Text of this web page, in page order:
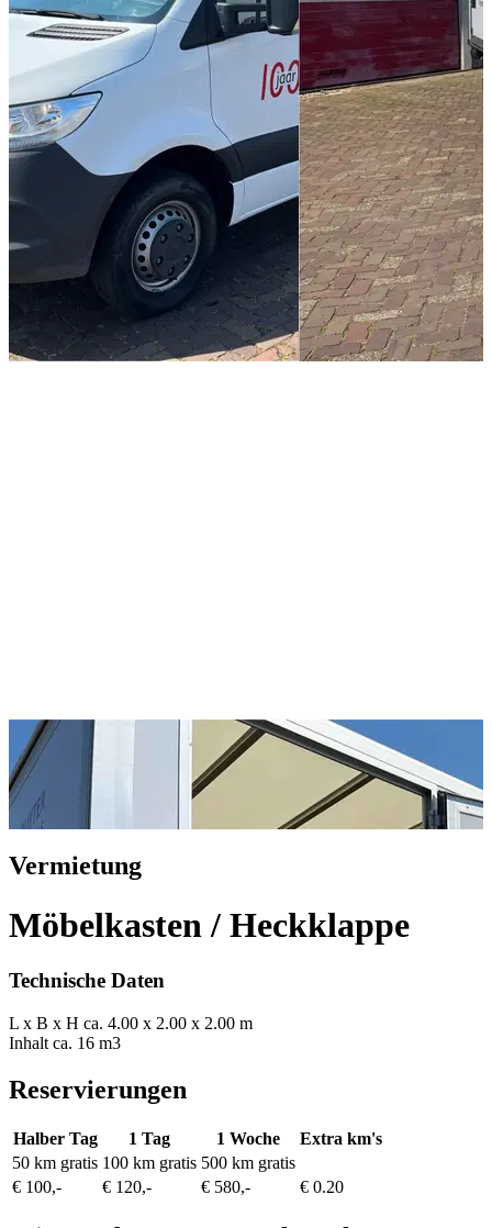
Vermietung
Möbelkasten / Heckklappe
Technische Daten
L x B x H ca. 4.00 x 2.00 x 2.00 m
Inhalt ca. 16 m3
Reservierungen
Halber Tag 1 Tag 1 Woche
Extra km's
50 km gratis 100 km gratis 500 km gratis
€ 100,-
€ 120,- € 580,- € 0.20